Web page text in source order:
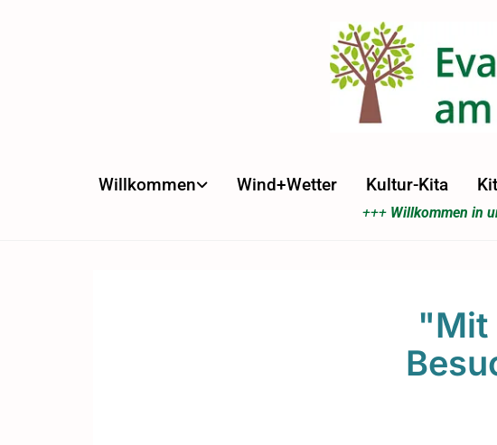
Willkommen Wind+Wetter Kultur-Kita
+++ Willkommen in
"Mit